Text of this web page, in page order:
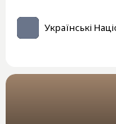
Українські